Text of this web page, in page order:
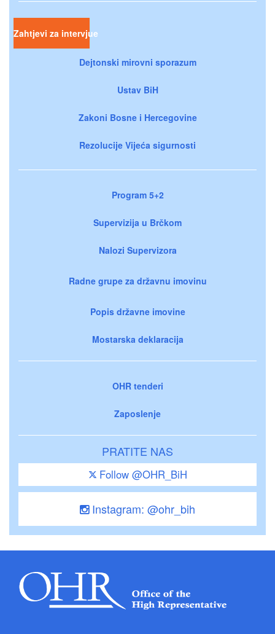
Zahtjevi za intervjue
Dejtonski mirovni sporazum
Ustav BiH
Zakoni Bosne i Hercegovine
Rezolucije Vijeća sigurnosti
Program 5+2
Supervizija u Brčkom
Nalozi Supervizora
Radne grupe za državnu imovinu
Popis državne imovine
Mostarska deklaracija
OHR tenderi
Zaposlenje
PRATITE NAS
Follow @OHR_BiH
Instagram: @ohr_bih